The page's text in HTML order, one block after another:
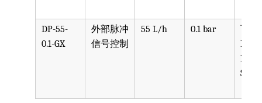
DP-55-
0.1-GX
外部脉冲
信号控制
55 L/h 0.1 bar
可选
PPV,
PVDF,
SST,